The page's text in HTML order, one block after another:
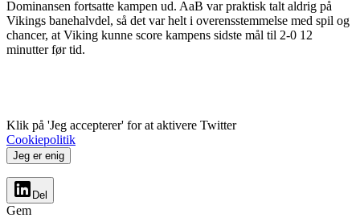
Dominansen fortsatte kampen ud. AaB var praktisk talt aldrig på
Vikings banehalvdel, så det var helt i overensstemmelse med spil og
chancer, at Viking kunne score kampens sidste mål til 2-0 12
minutter før tid.
Klik på 'Jeg accepterer' for at aktivere Twitter
Cookiepolitik
Jeg er enig
Del
Gem